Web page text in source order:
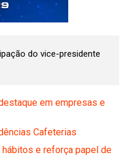
do vice-presidente
em empresas e
Cafeterias
e reforça papel de